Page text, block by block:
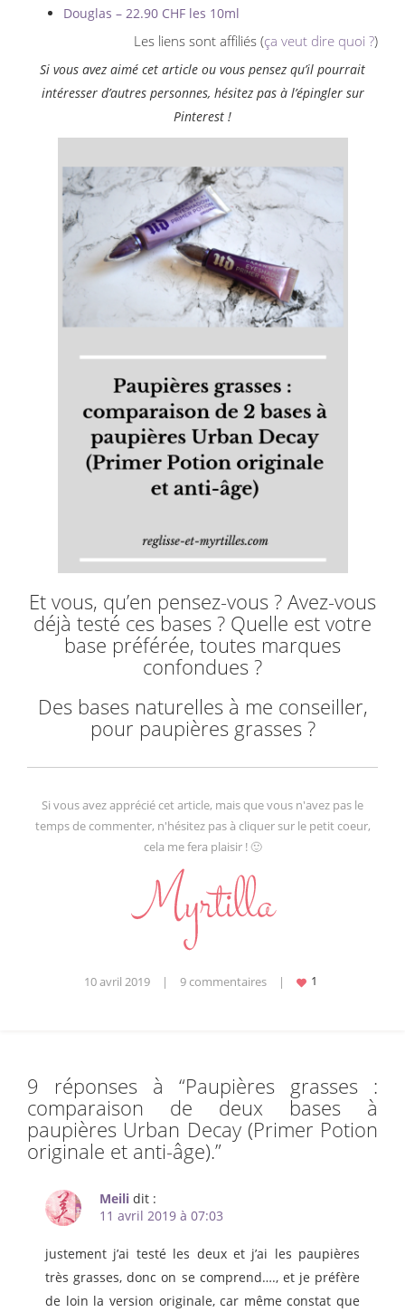
Douglas – 22.90 CHF les 10ml
Les liens sont affiliés (ça veut dire quoi ?)
Si vous avez aimé cet article ou vous pensez qu’il pourrait
intéresser d’autres personnes, hésitez pas à l’épingler sur
Pinterest !
Et vous, qu’en pensez-vous ? Avez-vous
déjà testé ces bases ? Quelle est votre
base préférée, toutes marques
confondues ?
Des bases naturelles à me conseiller,
pour paupières grasses ?
Si vous avez apprécié cet article, mais que vous n'avez pas le
temps de commenter, n'hésitez pas à cliquer sur le petit coeur,
cela me fera plaisir ! 🙂
10 avril 2019 | 9 commentaires |
9 réponses à “Paupières grasses :
comparaison de deux bases à
paupières Urban Decay (Primer Potion
originale et anti-âge).”
Meili dit :
11 avril 2019 à 07:03
justement j’ai testé les deux et j’ai les paupières
très grasses, donc on se comprend…., et je préfère
de loin la version originale, car même constat que